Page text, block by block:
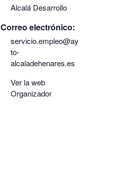
Alcalá Desarrollo
Correo electrónico:
servicio.empleo@ay
to-
alcaladehenares.es
Ver la web
Organizador